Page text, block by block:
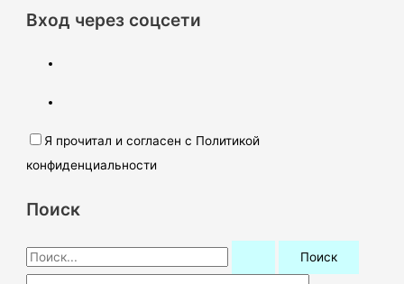
Вход через соцсети
Я прочитал и согласен с Политикой
конфиденциальности
Поиск
П
о